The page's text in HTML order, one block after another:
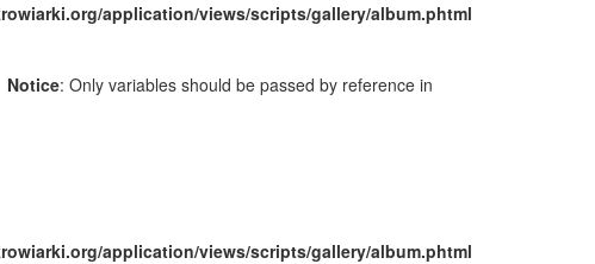
application/views/scripts/gallery/album.phtml
Notice: Only variables should be passed by reference in
application/views/scripts/gallery/album.phtml